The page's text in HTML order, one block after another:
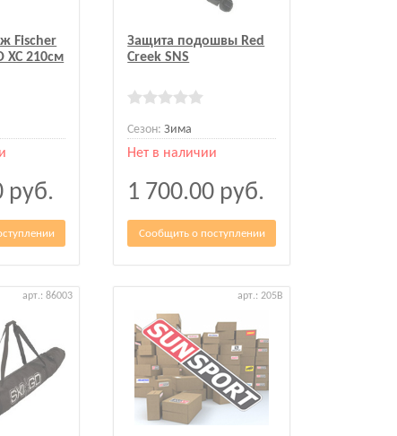
Fischer
XC 210см
руб.
Защита подошвы Red
Creek SNS
Сезон: Зима
Нет в наличии
1 700.00 руб.
Сообщить о поступлении
арт.: 86003 арт.: 205B